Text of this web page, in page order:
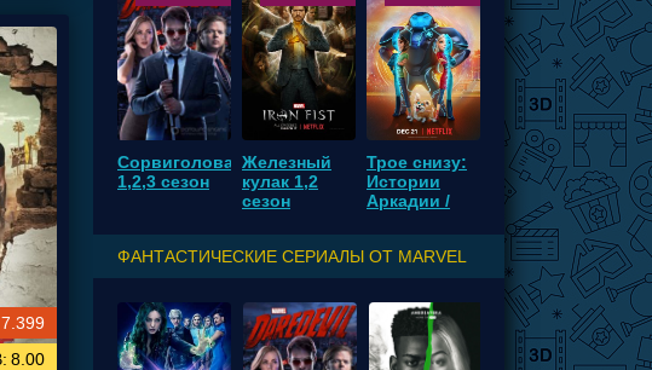
7.399
8.00
Сорвиголова
1,2,3 сезон
Железный
кулак 1,2
сезон
Трое снизу:
Истории
Аркадии /
ФАНТАСТИЧЕСКИЕ СЕРИАЛЫ ОТ MARVEL